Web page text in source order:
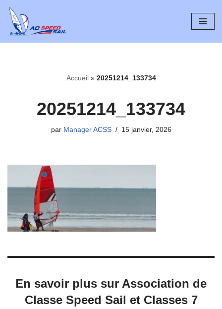
Aller
au
Accueil» 20251214_133734
20251214_133734
par Manager ACSS 15 janvier, 2026
En savoir plus sur Association de
Classe Speed Sail et Classes 7